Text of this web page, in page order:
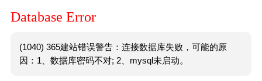
Database Error
(1040) 365建站错误警告：连接数据库失败，可能的原
因：1、数据库密码不对; 2、mysql未启动。